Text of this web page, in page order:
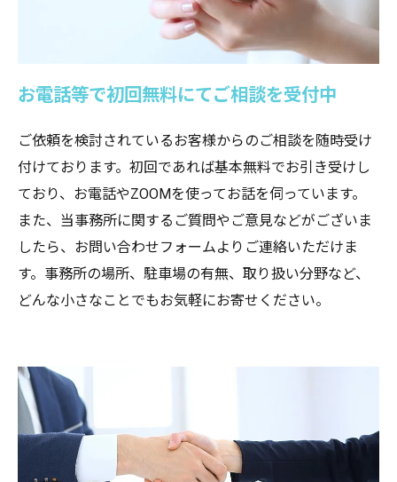
お電話等で初回無料にてご相談を受付中
ご依頼を検討されているお客様からのご相談を随時受け
付けております。初回であれば基本無料でお引き受けし
ており、お電話やZOOMを使ってお話を伺っています。
また、当事務所に関するご質問やご意見などがございま
したら、お問い合わせフォームよりご連絡いただけま
す。事務所の場所、駐車場の有無、取り扱い分野など、
どんな小さなことでもお気軽にお寄せください。